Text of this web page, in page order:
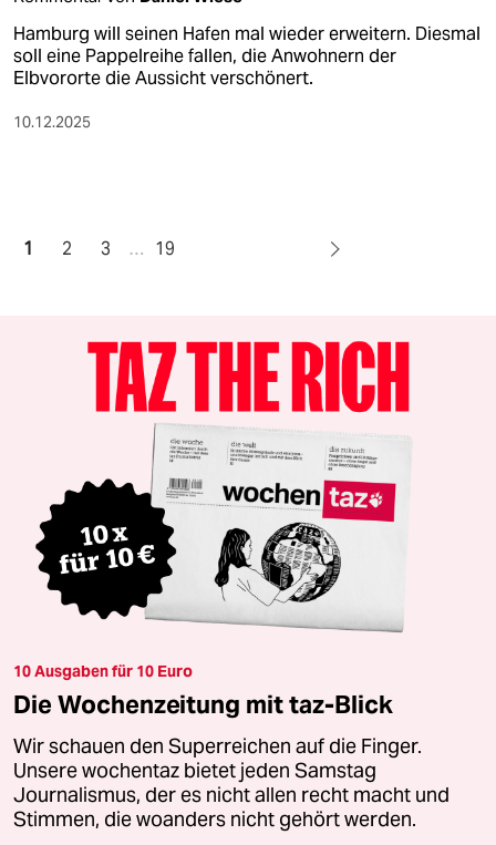
Hamburg will seinen Hafen mal wieder erweitern. Diesmal
soll eine Pappelreihe fallen, die Anwohnern der
Elbvororte die Aussicht verschönert.
10.12.2025
1 2 3 … 19
10 Ausgaben für 10 Euro
Die Wochenzeitung mit taz-Blick
Wir schauen den Superreichen auf die Finger.
Unsere wochentaz bietet jeden Samstag
Journalismus, der es nicht allen recht macht und
Stimmen, die woanders nicht gehört werden.